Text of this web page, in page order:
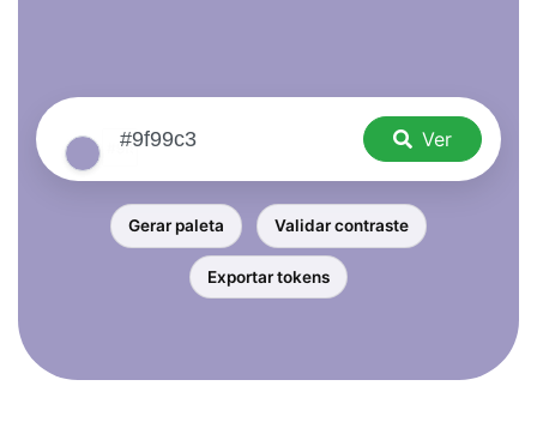
Ver
Gerar paleta Validar contraste
Exportar tokens